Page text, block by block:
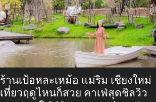
ร้านเป้อหละเหม้อ แม่ริม เชียงใหม่
เที่ยวฤดูไหนก็สวย คาเฟ่สุดชิลวิว